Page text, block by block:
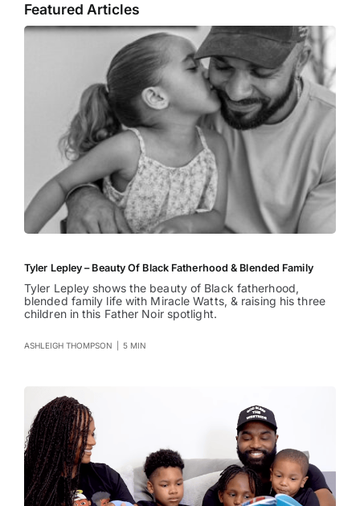
Featured Articles
Tyler Lepley – Beauty Of Black Fatherhood & Blended Family
Tyler Lepley shows the beauty of Black fatherhood,
blended family life with Miracle Watts, & raising his three
children in this Father Noir spotlight.
ASHLEIGH THOMPSON 5 MIN